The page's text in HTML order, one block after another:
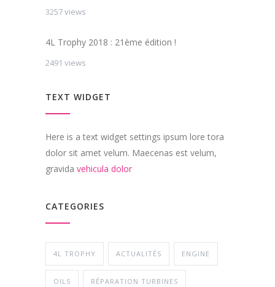
3257 views
4L Trophy 2018 : 21ème édition !
2491 views
TEXT WIDGET
Here is a text widget settings ipsum lore tora
dolor sit amet velum. Maecenas est velum,
gravida vehicula dolor
CATEGORIES
4L TROPHY ACTUALITÉS ENGINE
OILS RÉPARATION TURBINES